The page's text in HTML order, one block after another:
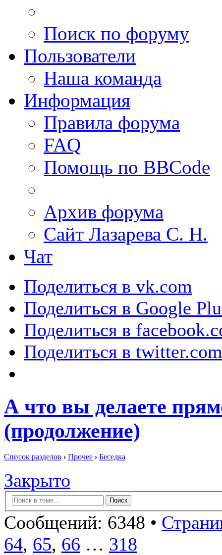
Поиск по форуму
Пользователи
Наша команда
Информация
Правила форума
FAQ
Помощь по BBCode
Архив форума
Сайт Лазарева С. Н.
Чат
Поделиться в vk.com
Поделиться в Google
Поделиться в
Поделиться в twitter.com
А что вы делаете
(продолжение)
Список разделов › Прочее › Беседка
Закрыто
Сообщений: 6348 •
64, 65, 66 … 318